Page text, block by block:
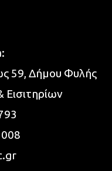
59, Δήμου Φυλής
Εισιτηρίων